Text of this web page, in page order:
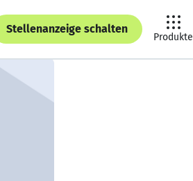
Stellenanzeige schalten
Produkte